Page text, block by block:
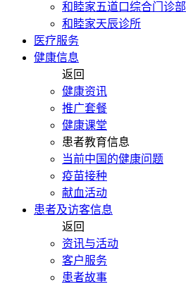
和睦家五道口综合门诊部
和睦家天辰诊所
医疗服务
健康信息
返回
健康资讯
推广套餐
健康课堂
患者教育信息
当前中国的健康问题
疫苗接种
献血活动
患者及访客信息
返回
资讯与活动
客户服务
患者故事